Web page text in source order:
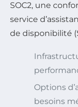
SOC2, une
service
de disponibilité
Options
besoins